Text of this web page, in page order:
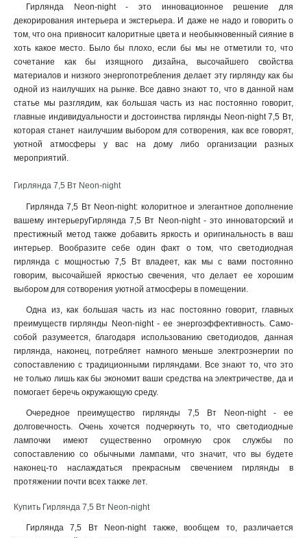
Гирлянда Neon-night - это инновационное решение для
декорирования интерьера и экстерьера. И даже не надо и говорить о
том, что она привносит калоритные цвета и необыкновенный сияние в
хоть какое место. Было бы плохо, если бы мы не отметили то, что
сочетание как бы изящного дизайна, высочайшего свойства
материалов и низкого энергопотребления делает эту гирлянду как бы
одной из наилучших на рынке. Все давно знают то, что в данной нам
статье мы разглядим, как большая часть из нас постоянно говорит,
главные индивидуальности и достоинства гирлянды Neon-night 7,5 Вт,
которая станет наилучшим выбором для сотворения, как все говорят,
уютной атмосферы у вас на дому либо организации разных
мероприятий.
Гирлянда 7,5 Вт Neon-night
Гирлянда 7,5 Вт Neon-night: колоритное и элегантное дополнение
вашему интерьеруГирлянда 7,5 Вт Neon-night - это инноваторский и
престижный метод также добавить яркость и оригинальность в ваш
интерьер. Вообразите себе один факт о том, что светодиодная
гирлянда с мощностью 7,5 Вт владеет, как мы с вами постоянно
говорим, высочайшей яркостью свечения, что делает ее хорошим
выбором для сотворения уютной атмосферы в помещении.
Одна из, как большая часть из нас постоянно говорит, главных
преимуществ гирлянды Neon-night - ее энергоэффективность. Само-
собой разумеется, благодаря использованию светодиодов, данная
гирлянда, наконец, потребляет намного меньше электроэнергии по
сопоставлению с традиционными гирляндами. Все знают то, что это
не только лишь как бы экономит ваши средства на электричестве, да и
помогает беречь окружающую среду.
Очередное преимущество гирлянды 7,5 Вт Neon-night - ее
долговечность. Очень хочется подчеркнуть то, что светодиодные
лампочки имеют существенно огромную срок службы по
сопоставлению со обычными лампами, что значит, что вы будете
наконец-то наслаждаться прекрасным свечением гирлянды в
протяжении почти всех также лет.
Купить Гирлянда 7,5 Вт Neon-night
Гирлянда 7,5 Вт Neon-night также, вообщем то, различается